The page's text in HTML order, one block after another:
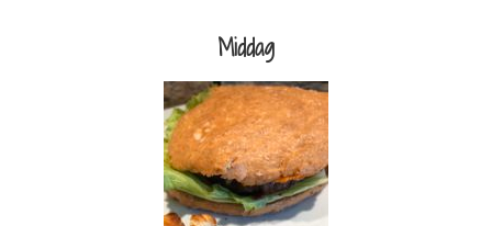
Middag